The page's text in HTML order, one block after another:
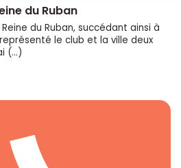
du Ruban
du Ruban, succédant ainsi à
le club et la ville deux
(…)